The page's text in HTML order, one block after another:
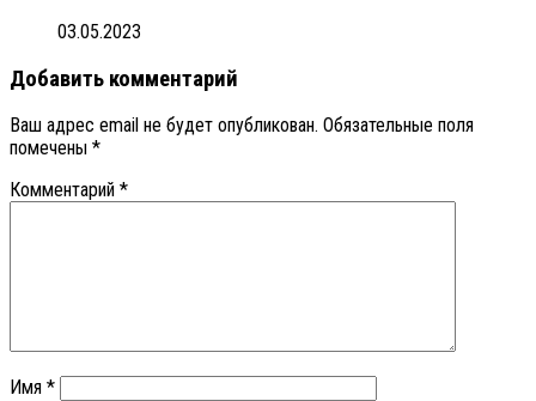
03.05.2023
Добавить комментарий
Ваш адрес email не будет опубликован. Обязательные поля
помечены *
Комментарий *
Имя *